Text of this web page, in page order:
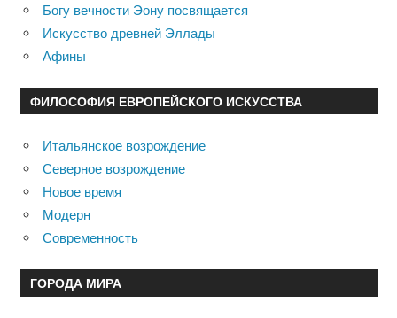
Богу вечности Эону посвящается
Искусство древней Эллады
Афины
ФИЛОСОФИЯ ЕВРОПЕЙСКОГО ИСКУССТВА
Итальянское возрождение
Северное возрождение
Новое время
Модерн
Современность
ГОРОДА МИРА